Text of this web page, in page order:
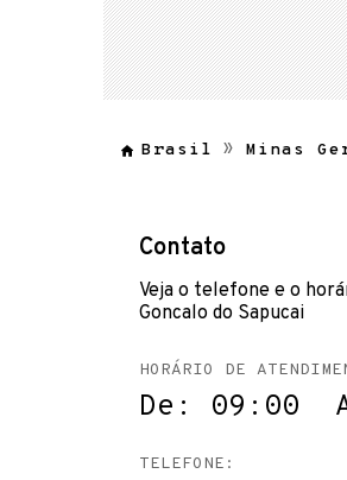
Brasil Minas
Contato
Veja o telefone e o
Goncalo do Sapucai
HORÁRIO DE
De: 09:00
TELEFONE: